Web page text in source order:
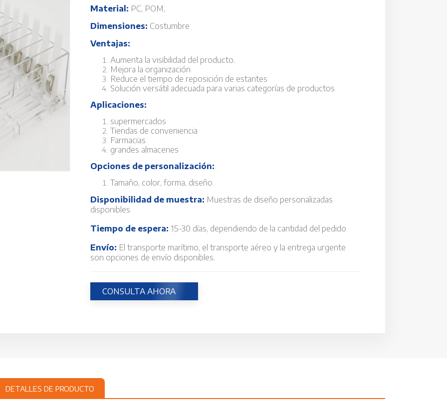
Material: PC, POM,
Dimensiones: Costumbre
Ventajas:
Aumenta la visibilidad del producto.
Mejora la organización
Reduce el tiempo de reposición de estantes
Solución versátil adecuada para varias categorías de productos
Aplicaciones:
supermercados
Tiendas de conveniencia
Farmacias
grandes almacenes
Opciones de personalización:
Tamaño, color, forma, diseño
Disponibilidad de muestra: Muestras de diseño personalizadas
disponibles
Tiempo de espera: 15-30 días, dependiendo de la cantidad del pedido
Envío: El transporte marítimo, el transporte aéreo y la entrega urgente
son opciones de envío disponibles.
CONSULTA AHORA
DETALLES DE PRODUCTO